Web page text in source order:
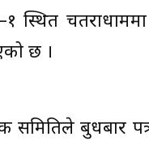
स्थित
छ ।
बुधबार